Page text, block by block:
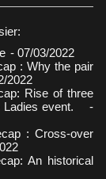
- 07/03/2022
: Why the pair
2022
Rise of three
event.
-
: Cross-over
An historical